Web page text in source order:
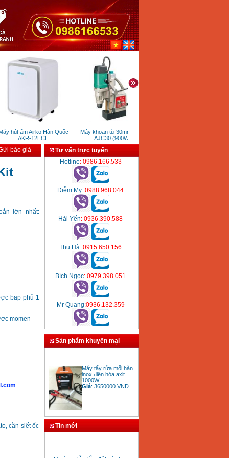
hút ẩm Airko Hàn Quốc
AKR-12ECE
Máy khoan từ 30mm DCA
AJC30 (900W)
báo giá
lớn nhất:
bap phủ 1
momen
cần siết ốc
Tư vấn trực tuyến
Hotline: 0986.166.533
Diễm My: 0988.968.044
Hải Yến: 0936.390.588
Thu Hà: 0915.650.156
Bích Ngọc: 0979.398.051
Mr Quang:0936.132.359
Sản phẩm khuyến mại
inox điện hóa axit
1000W
Giá:3650000
Giá:330000VND
Tin mới